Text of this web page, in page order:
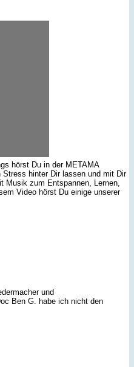
hörst Du in der METAMA
Stress hinter Dir lassen und mit Dir
Musik zum Entspannen, Lernen,
Video hörst Du einige unserer
und
Ben G. habe ich nicht den